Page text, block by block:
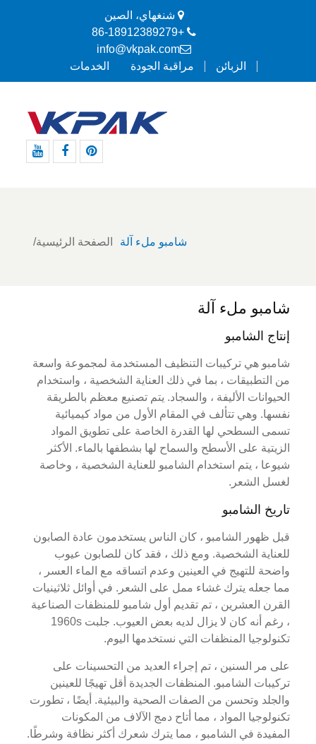
شنغهاي، الصين
+86-18912389279
info@vkpak.com
الزبائن
مراقبة الجودة الخدمات
الصفحة الرئيسية شامبو ملء آلة
شامبو ملء آلة
إنتاج الشامبو
شامبو هي تركيبات التنظيف المستخدمة لمجموعة واسعة
من التطبيقات ، بما في ذلك العناية الشخصية ، واستخدام
الحيوانات الأليفة ، والسجاد. يتم تصنيع معظم بالطريقة
نفسها. وهي تتألف في المقام الأول من مواد كيميائية
تسمى السطحي لها القدرة الخاصة على تطويق المواد
الزيتية على الأسطح والسماح لها بشطفها بالماء. الأكثر
شيوعا ، يتم استخدام الشامبو للعناية الشخصية ، وخاصة
لغسل الشعر.
تاريخ الشامبو
قبل ظهور الشامبو ، كان الناس يستخدمون عادة الصابون
للعناية الشخصية. ومع ذلك ، فقد كان للصابون عيوب
واضحة للتهيج في العينين وعدم اتساقه مع الماء العسر ،
مما جعله يترك غشاء ممل على الشعر. في أوائل ثلاثينيات
القرن العشرين ، تم تقديم أول شامبو للمنظفات الصناعية
، رغم أنه كان لا يزال لديه بعض العيوب. جلبت 1960s
تكنولوجيا المنظفات التي نستخدمها اليوم.
على مر السنين ، تم إجراء العديد من التحسينات على
تركيبات الشامبو. المنظفات الجديدة أقل تهيجًا للعينين
والجلد وتحسن من الصفات الصحية والبيئية. أيضًا ، تطورت
تكنولوجيا المواد ، مما أتاح دمج الآلاف من المكونات
المفيدة في الشامبو ، مما يترك شعرك أكثر نظافة وشرطًا.